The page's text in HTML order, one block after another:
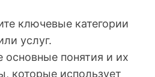
ключевые категории
услуг.
основные понятия и их
которые использует